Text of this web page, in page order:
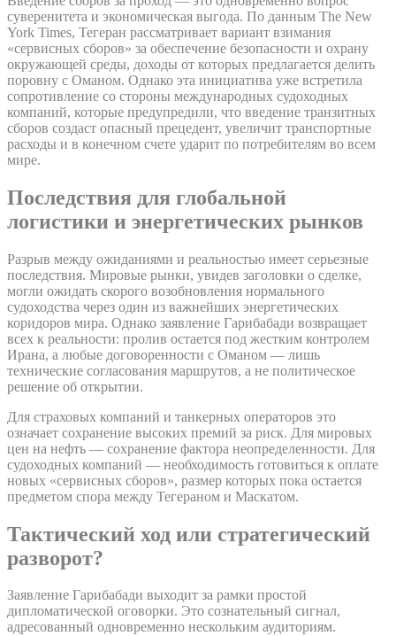
суверенитета и экономическая выгода. По данным The New
York Times, Тегеран рассматривает вариант взимания
«сервисных сборов» за обеспечение безопасности и охрану
окружающей среды, доходы от которых предлагается делить
поровну с Оманом. Однако эта инициатива уже встретила
сопротивление со стороны международных судоходных
компаний, которые предупредили, что введение транзитных
сборов создаст опасный прецедент, увеличит транспортные
расходы и в конечном счете ударит по потребителям во всем
мире.
Последствия для глобальной
логистики и энергетических рынков
Разрыв между ожиданиями и реальностью имеет серьезные
последствия. Мировые рынки, увидев заголовки о сделке,
могли ожидать скорого возобновления нормального
судоходства через один из важнейших энергетических
коридоров мира. Однако заявление Гарибабади возвращает
всех к реальности: пролив остается под жестким контролем
Ирана, а любые договоренности с Оманом — лишь
технические согласования маршрутов, а не политическое
решение об открытии.
Для страховых компаний и танкерных операторов это
означает сохранение высоких премий за риск. Для мировых
цен на нефть — сохранение фактора неопределенности. Для
судоходных компаний — необходимость готовиться к оплате
новых «сервисных сборов», размер которых пока остается
предметом спора между Тегераном и Маскатом.
Тактический ход или стратегический
разворот?
Заявление Гарибабади выходит за рамки простой
дипломатической оговорки. Это сознательный сигнал,
адресованный одновременно нескольким аудиториям.